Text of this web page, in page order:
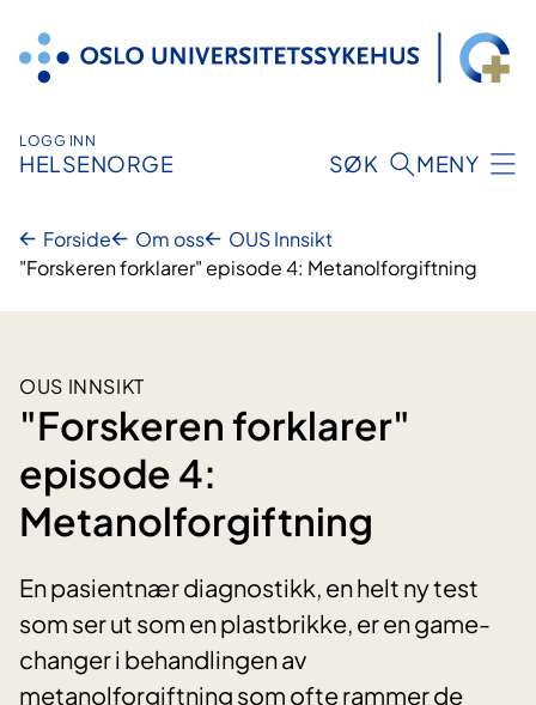
innhold
LOGG INN
HELSENORGE SØK MENY
Forside Om oss
OUS Innsikt
"Forskeren forklarer" episode 4: Metanolforgiftning
OUS INNSIKT
"Forskeren forklarer"
episode 4:
Metanolforgiftning
En pasientnær diagnostikk, en helt ny test
som ser ut som en plastbrikke, er en game-
changer i behandlingen av
metanolforgiftning som ofte rammer de